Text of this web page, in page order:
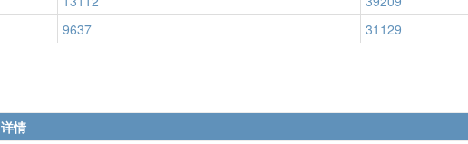
9637 31129
详情